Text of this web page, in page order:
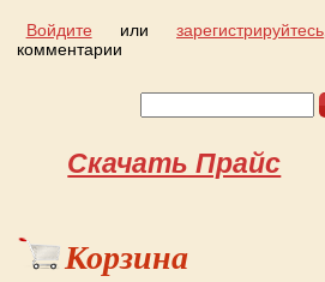
Войдите илизарегистрируйтесь
комментарии
Скачать Прайс
Корзина